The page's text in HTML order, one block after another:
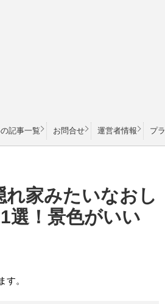
記事一覧 お問合せ 運営者情報 プ
家みたいなおし
選！景色がいい
。